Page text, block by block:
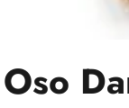
Oso